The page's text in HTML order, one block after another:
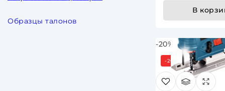
Образцы талонов
В
-20%
-20%